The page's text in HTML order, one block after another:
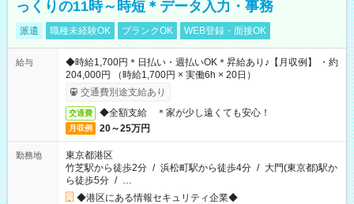
っくりの11時～時短＊データ入力・事務
派遣 職種未経験OK ブランクOK WEB登録・面接OK
給与
◆時給1,700円＊日払い・週払いOK＊昇給あり♪【月収例】 ・約
204,000円 （時給1,700円 × 実働6h × 20日）
交通費別途支給あり
交通費 ◆全額支給 ＊家が少し遠くても安心！
月収例 20～25万円
勤務地
東京都港区
竹芝駅から徒歩2分 / 浜松町駅から徒歩4分 / 大門(東京都)駅か
ら徒歩5分 / …
◆港区にある情報セキュリティ企業◆